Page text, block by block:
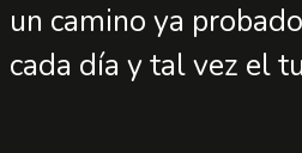
un camino ya
cada día y tal vez el